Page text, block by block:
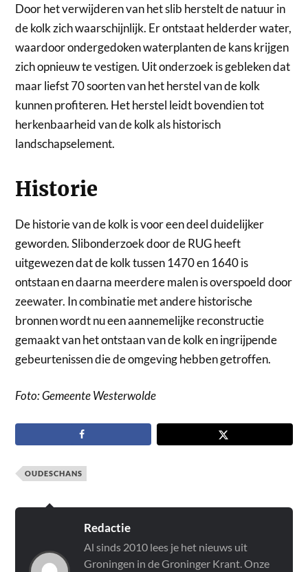
Door het verwijderen van het slib herstelt de natuur in
de kolk zich waarschijnlijk. Er ontstaat helderder water,
waardoor ondergedoken waterplanten de kans krijgen
zich opnieuw te vestigen. Uit onderzoek is gebleken dat
maar liefst 70 soorten van het herstel van de kolk
kunnen profiteren. Het herstel leidt bovendien tot
herkenbaarheid van de kolk als historisch
landschapselement.
Historie
De historie van de kolk is voor een deel duidelijker
geworden. Slibonderzoek door de RUG heeft
uitgewezen dat de kolk tussen 1470 en 1640 is
ontstaan en daarna meerdere malen is overspoeld door
zeewater. In combinatie met andere historische
bronnen wordt nu een aannemelijke reconstructie
gemaakt van het ontstaan van de kolk en ingrijpende
gebeurtenissen die de omgeving hebben getroffen.
Foto: Gemeente Westerwolde
OUDESCHANS
Redactie
Al sinds 2010 lees je het nieuws uit
Groningen in de Groninger Krant. Onze